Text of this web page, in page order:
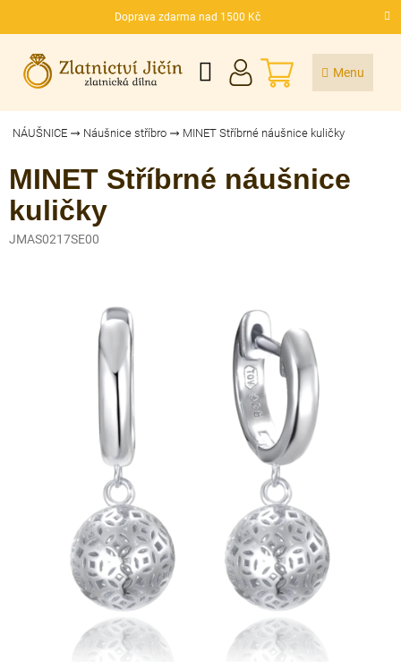
Doprava zdarma nad 1500 Kč
CZK
NÁKUPNÍ
KOŠÍK
NÁUŠNICE Náušnice stříbro MINET Stříbrné náušnice kuličky
MINET Stříbrné náušnice
kuličky
JMAS0217SE00